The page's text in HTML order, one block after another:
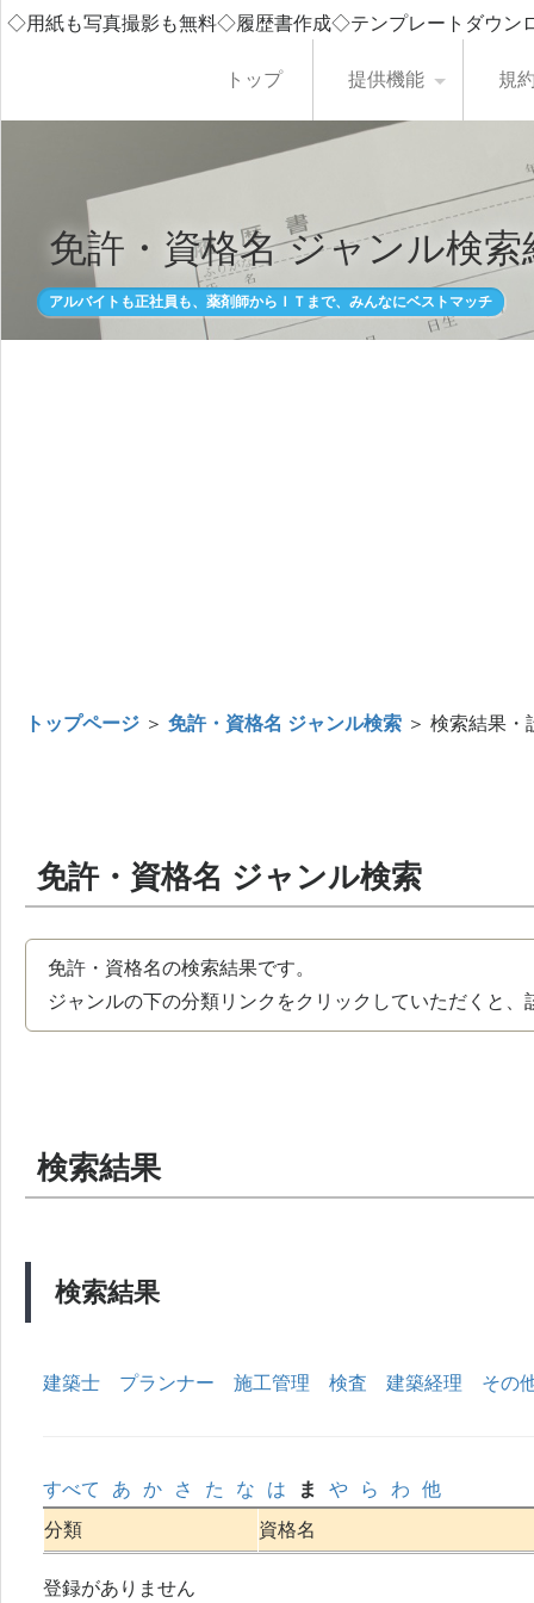
◇用紙も写真撮影も無料◇履歴書作成◇テンプレートダウ
トップ 提供機能 規
免許・資格名 ジャンル検索
アルバイトも正社員も、薬剤師からＩＴまで、みんなにベストマッチ
トップページ ＞ 免許・資格名 ジャンル検索 ＞ 検索結果・
免許・資格名 ジャンル検索
免許・資格名の検索結果です。
ジャンルの下の分類リンクをクリックしていただくと
検索結果
検索結果
建築士 プランナー 施工管理 検査 建築経理 その
すべて あ か さ た な は ま や ら わ
他
分類
資格名
登録がありません